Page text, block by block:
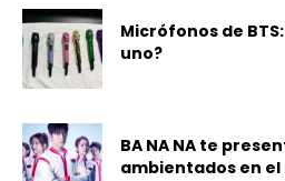
Micrófonos de
uno?
BA NA NA te
ambientados en